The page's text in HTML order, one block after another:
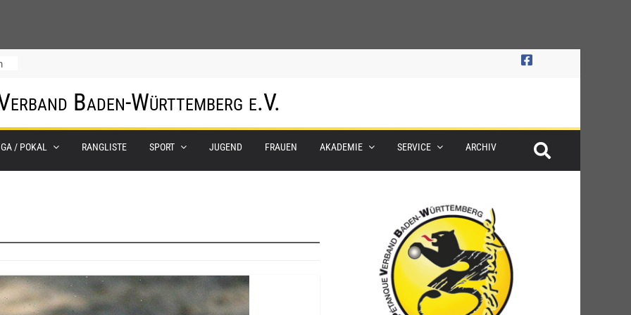
Baden-Württemberg e.V.
/ POKAL RANGLISTE SPORT JUGEND FRAUEN AKADEMIE SERVICE ARCHIV